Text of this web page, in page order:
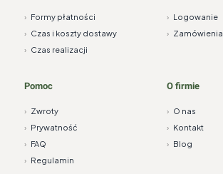
› Formy płatności
› Czas i koszty dostawy
› Czas realizacji
› Logowanie
› Zamówienia
Pomoc
› Zwroty
› Prywatność
› FAQ
› Regulamin
O firmie
› O nas
› Kontakt
› Blog